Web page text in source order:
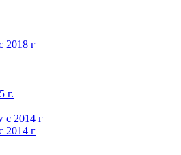
2018 г
г.
с 2014 г
2014 г